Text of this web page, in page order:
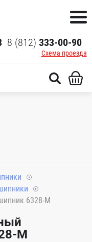
8 (812) 333-00-90
Схема проезда
6328-M
M